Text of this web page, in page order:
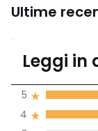
Ultime
Leggi in
4
5